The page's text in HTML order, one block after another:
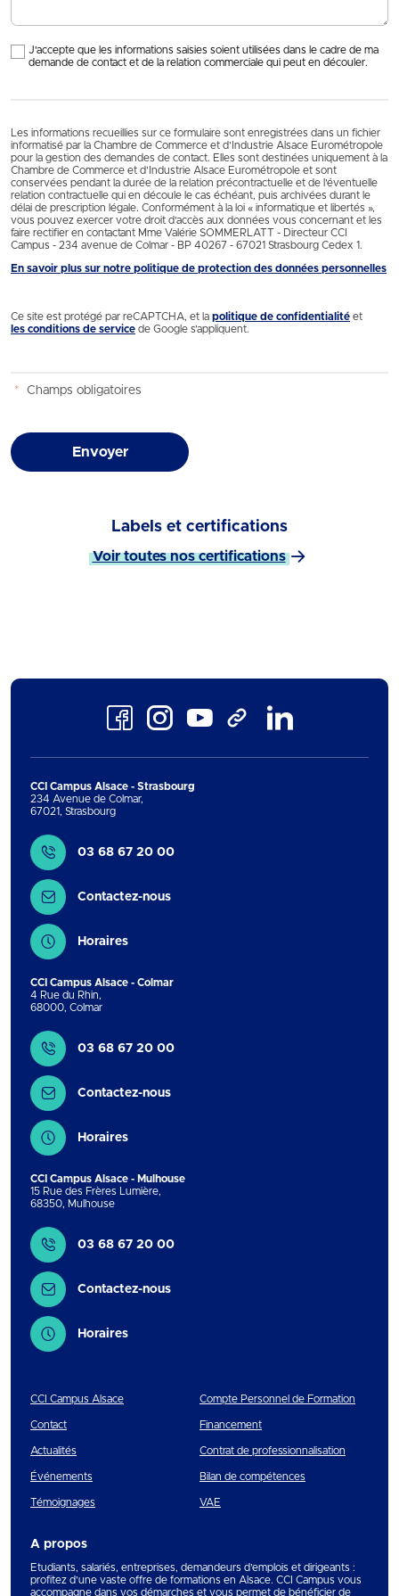
J'accepte que les informations saisies soient utilisées dans le cadre de ma
demande de contact et de la relation commerciale qui peut en découler.
Les informations recueillies sur ce formulaire sont enregistrées dans un fichier
informatisé par la Chambre de Commerce et d’Industrie Alsace Eurométropole
pour la gestion des demandes de contact. Elles sont destinées uniquement à la
Chambre de Commerce et d’Industrie Alsace Eurométropole et sont
conservées pendant la durée de la relation précontractuelle et de l’éventuelle
relation contractuelle qui en découle le cas échéant, puis archivées durant le
délai de prescription légale. Conformément à la loi « informatique et libertés »,
vous pouvez exercer votre droit d'accès aux données vous concernant et les
faire rectifier en contactant Mme Valérie SOMMERLATT - Directeur CCI
Campus - 234 avenue de Colmar - BP 40267 - 67021 Strasbourg Cedex 1.
En savoir plus sur notre politique de protection des données personnelles
Ce site est protégé par reCAPTCHA, et la politique de confidentialité et
les conditions de service de Google s’appliquent.
* Champs obligatoires
Envoyer
Labels et certifications
Voir toutes nos certifications
FacebookInstagramYoutube TikTok
CCI Campus Alsace - Strasbourg
234 Avenue de Colmar,
67021, Strasbourg
Contact
03 68 67 20 00
Contactez-nous
Horaires
CCI Campus Alsace - Colmar
4 Rue du Rhin,
68000, Colmar
Contact
03 68 67 20 00
Contactez-nous
Horaires
CCI Campus Alsace - Mulhouse
15 Rue des Frères Lumière,
68350, Mulhouse
Contact
03 68 67 20 00
Contactez-nous
Horaires
CCI Campus Alsace
Contact
Actualités
Événements
Témoignages
Compte Personnel de Formation
Financement
Contrat de professionnalisation
Bilan de compétences
VAE
A propos
Etudiants, salariés, entreprises, demandeurs d’emplois et dirigeants :
profitez d’une vaste offre de formations en Alsace. CCI Campus vous
accompagne dans vos démarches et vous permet de bénéficier de